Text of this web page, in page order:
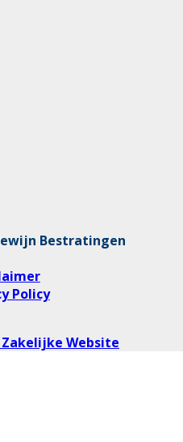
Bestratingen
Policy
Zakelijke Website